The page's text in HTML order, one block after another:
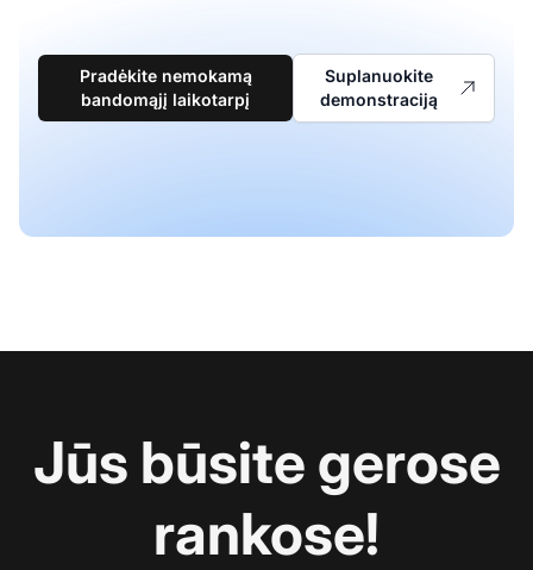
Pradėkite nemokamą
bandomąjį laikotarpį
Suplanuokite
demonstraciją
Jūs būsite gerose
rankose!